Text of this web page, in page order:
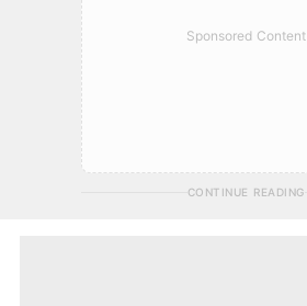
Sponsored Content
CONTINUE READING